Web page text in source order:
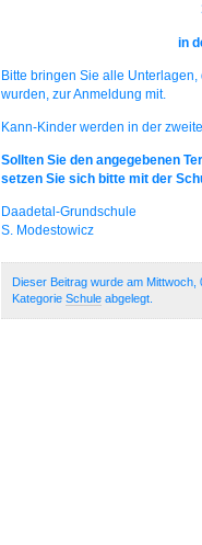
in
Bitte bringen Sie alle
wurden, zur Anmeldung mit.
Kann-Kinder werden in der
Sollten Sie den angegebenen
setzen Sie sich bitte mit der
Daadetal-Grundschule
S. Modestowicz
Dieser Beitrag wurde am
Kategorie Schule abgelegt.